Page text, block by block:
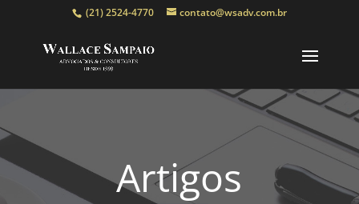
(21) 2524-4770 contato@wsadv.com.br
Artigos